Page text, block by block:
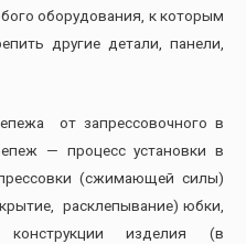
оборудования, к которым
другие детали, панели,
от запрессовочного в
— процесс установки в
(сжимающей силы)
расклепывание) юбки,
изделия (в